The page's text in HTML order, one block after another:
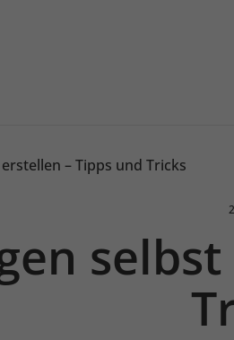
– Tipps und Tricks